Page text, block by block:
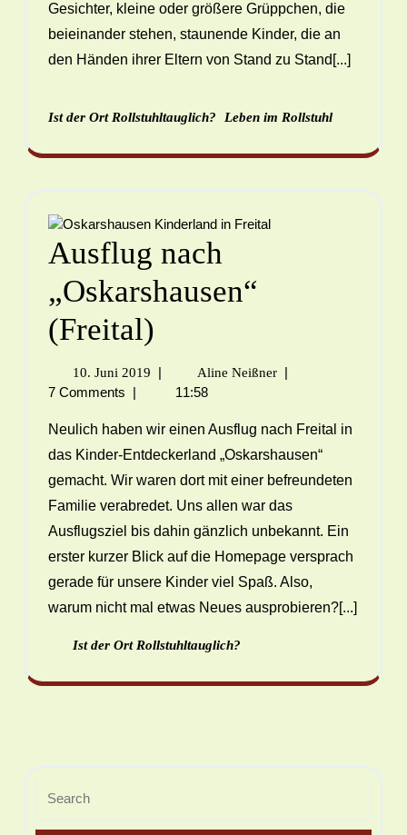
Gesichter, kleine oder größere Grüppchen, die
beieinander stehen, staunende Kinder, die an
den Händen ihrer Eltern von Stand zu Stand[...]
Ist der Ort Rollstuhltauglich? Leben im Rollstuhl
Ausflug nach
„Oskarshausen“
(Freital)
10. Juni 2019 | Aline Neißner |
7 Comments | 11:58
Neulich haben wir einen Ausflug nach Freital in
das Kinder-Entdeckerland „Oskarshausen“
gemacht. Wir waren dort mit einer befreundeten
Familie verabredet. Uns allen war das
Ausflugsziel bis dahin gänzlich unbekannt. Ein
erster kurzer Blick auf die Homepage versprach
gerade für unsere Kinder viel Spaß. Also,
warum nicht mal etwas Neues ausprobieren?[...]
Ist der Ort Rollstuhltauglich?